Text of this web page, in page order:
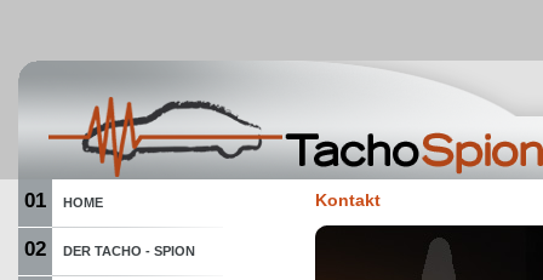
01 HOME
02 DER TACHO - SPION
Kontakt